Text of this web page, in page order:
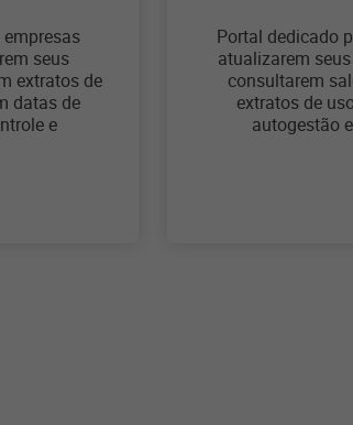
seus
extratos de
datas de
e
Portal dedicado
atualizarem
consultarem
extratos de
autogestão